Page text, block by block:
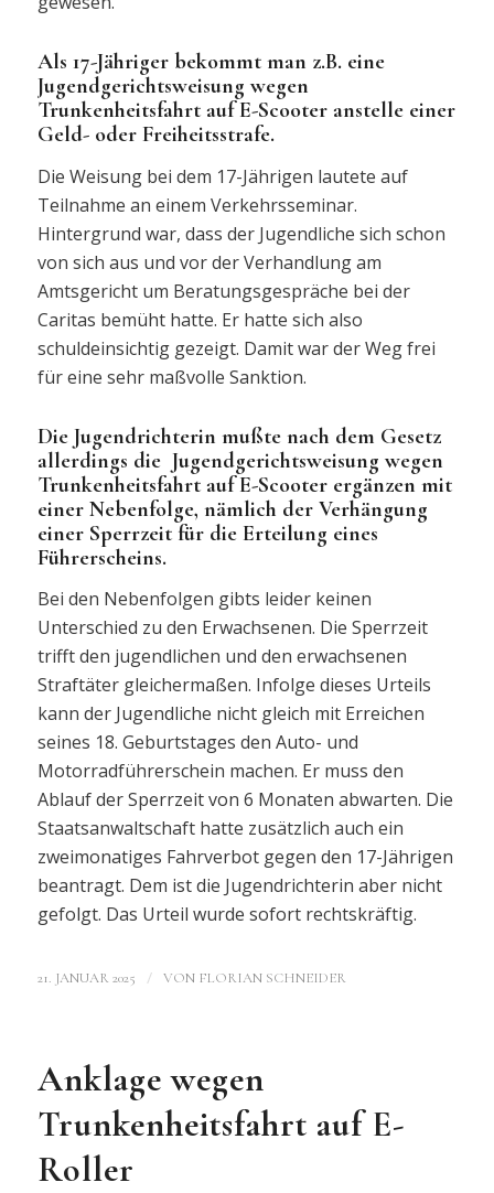
Als 17-Jähriger bekommt man z.B. eine
Jugendgerichtsweisung wegen
Trunkenheitsfahrt auf E-Scooter anstelle einer
Geld- oder Freiheitsstrafe.
Die Weisung bei dem 17-Jährigen lautete auf
Teilnahme an einem Verkehrsseminar.
Hintergrund war, dass der Jugendliche sich schon
von sich aus und vor der Verhandlung am
Amtsgericht um Beratungsgespräche bei der
Caritas bemüht hatte. Er hatte sich also
schuldeinsichtig gezeigt. Damit war der Weg frei
für eine sehr maßvolle Sanktion.
Die Jugendrichterin mußte nach dem Gesetz
allerdings die Jugendgerichtsweisung wegen
Trunkenheitsfahrt auf E-Scooter ergänzen mit
einer Nebenfolge, nämlich der Verhängung
einer Sperrzeit für die Erteilung eines
Führerscheins.
Bei den Nebenfolgen gibts leider keinen
Unterschied zu den Erwachsenen. Die Sperrzeit
trifft den jugendlichen und den erwachsenen
Straftäter gleichermaßen. Infolge dieses Urteils
kann der Jugendliche nicht gleich mit Erreichen
seines 18. Geburtstages den Auto- und
Motorradführerschein machen. Er muss den
Ablauf der Sperrzeit von 6 Monaten abwarten. Die
Staatsanwaltschaft hatte zusätzlich auch ein
zweimonatiges Fahrverbot gegen den 17-Jährigen
beantragt. Dem ist die Jugendrichterin aber nicht
gefolgt. Das Urteil wurde sofort rechtskräftig.
21. JANUAR 2025 / VON FLORIAN SCHNEIDER
Anklage wegen
Trunkenheitsfahrt auf E-
Roller